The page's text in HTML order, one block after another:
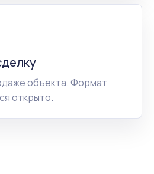
объекта. Формат
открыто.